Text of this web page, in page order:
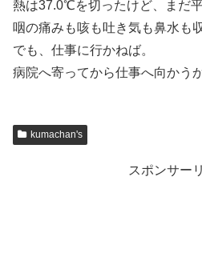
熱は37.0℃を切ったけど、まだ平
咽の痛みも咳も吐き気も鼻水も
でも、仕事に行かねば。
病院へ寄ってから仕事へ向かう
kumachan's
スポンサー